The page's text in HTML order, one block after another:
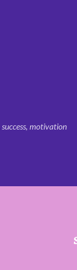
success, motivation